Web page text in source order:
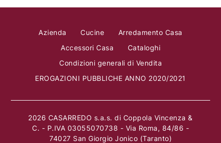
Azienda Cucine
Arredamento Casa
Accessori Casa
Cataloghi
Condizioni generali di Vendita
EROGAZIONI PUBBLICHE ANNO 2020/2021
2026 CASARREDO s.a.s. di Coppola Vincenza &
C. - P.IVA 03055070738 - Via Roma, 84/86 -
74027 San Giorgio Jonico (Taranto)